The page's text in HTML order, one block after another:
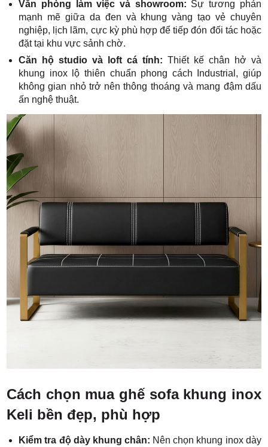
Văn phòng làm việc và showroom: Sự tương phản
mạnh mẽ giữa da đen và khung vàng tạo vẻ chuyên
nghiệp, lịch lãm, cực kỳ phù hợp để tiếp đón đối tác hoặc
đặt tại khu vực sảnh chờ.
Căn hộ studio và loft cá tính: Thiết kế chân hở và
khung inox lộ thiên chuẩn phong cách Industrial, giúp
không gian nhỏ trở nên thông thoáng và mang đậm dấu
ấn nghệ thuật.
Cách chọn mua ghế sofa khung inox
Keli bền đẹp, phù hợp
Kiểm tra độ dày khung chân: Nên chọn khung inox dày